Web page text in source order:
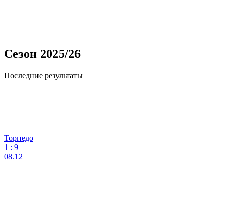
Сезон 2025/26
Последние результаты
Торпедо
1 : 9
08.12